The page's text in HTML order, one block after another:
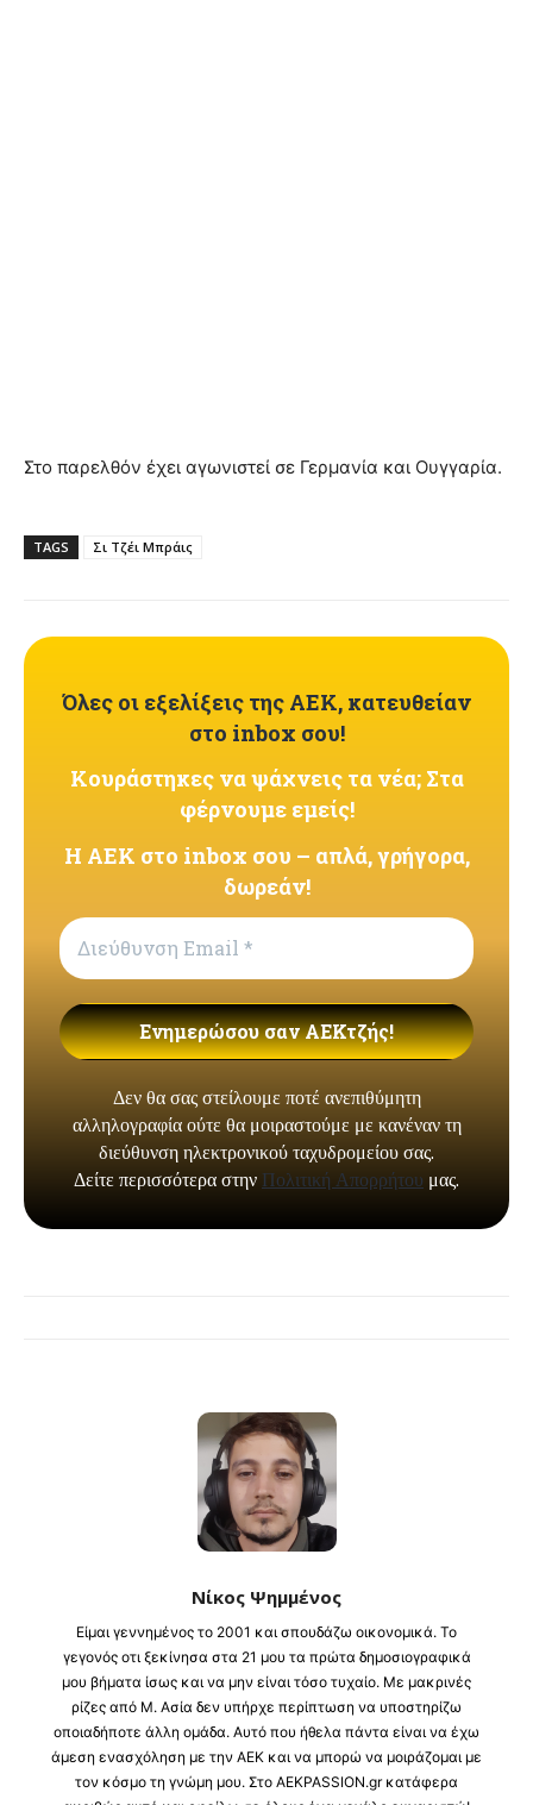
Στο παρελθόν έχει αγωνιστεί σε Γερμανία και Ουγγαρία.
TAGS Σι Τζέι Μπράις
Νίκος Ψημμένος
Είμαι γεννημένος το 2001 και σπουδάζω οικονομικά. Το
γεγονός οτι ξεκίνησα στα 21 μου τα πρώτα δημοσιογραφικά
μου βήματα ίσως και να μην είναι τόσο τυχαίο. Με μακρινές
ρίζες από Μ. Ασία δεν υπήρχε περίπτωση να υποστηρίζω
οποιαδήποτε άλλη ομάδα. Αυτό που ήθελα πάντα είναι να έχω
άμεση ενασχόληση με την ΑΕΚ και να μπορώ να μοιράζομαι με
τον κόσμο τη γνώμη μου. Στο AEKPASSION.gr κατάφερα